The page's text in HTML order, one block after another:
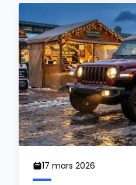
17 mars 2026